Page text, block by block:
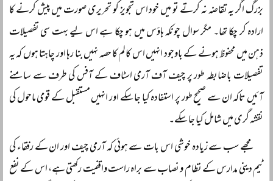
بزرگ اگر یہ تقاضہ نہ کرتے تو میں خود اس تجویز کو تحریری صورت میں پیش کرنے کا
ارادہ کر چکا تھا۔ مگر سوال چونکہ ہاؤس میں ہو چکا ہے اس لیے بہت سی تفصیلات
ذہن میں محفوظ ہونے کے باوجود انہیں اس کالم کا حصہ نہیں بنا رہا اور چاہتا ہوں کہ یہ
تفصیلات باضابطہ طور پر چیف آف آرمی اسٹاف کے آفس کی طرف سے سامنے
آئیں تاکہ ان سے صحیح طور پر استفادہ کیا جا سکے اور انہیں مستقبل کے قومی ماحول کی
نقشہ گری میں شامل کیا جا سکے۔
مجھے سب سے زیادہ خوشی اس بات سے ہوئی کہ آرمی چیف اور ان کے رفقاء کی
ٹیم دینی مدارس کے نظام و نصاب سے براہ راست واقفیت رکھتی ہے، اس کے نفع